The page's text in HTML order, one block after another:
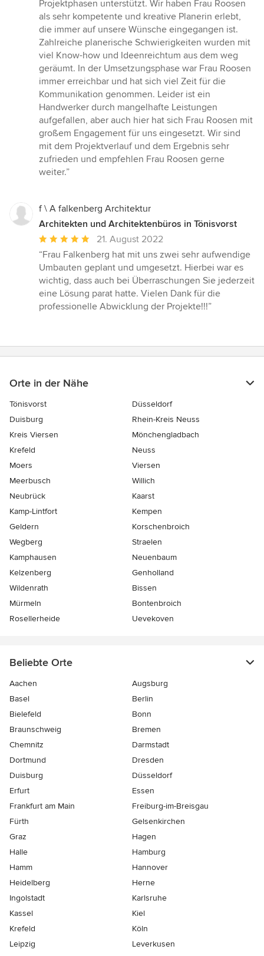
5
Sternen
Projektphasen unterstützt. Wir haben Frau Roosen
als sehr kompetente und kreative Planerin erlebt,
die immer auf unsere Wünsche eingegangen ist.
Zahlreiche planerische Schwierigkeiten wurden mit
viel Know-how und Ideenreichtum aus dem weg
geräumt. In der Umsetzungsphase war Frau Roosen
immer erreichbar und hat sich viel Zeit für die
Kommunikation genommen. Leider ist ein
Handwerker durch mangelhafte Leistungen
aufgefallen, aber auch hier hat sich Frau Roosen mit
großem Engagement für uns eingesetzt. Wir sind
mit dem Projektverlauf und dem Ergebnis sehr
zufrieden und empfehlen Frau Roosen gerne
weiter.”
f \ A falkenberg Architektur
Architekten und Architektenbüros in Tönisvorst
Durchschnittliche
Bewertung:
5
von
5
Sternen
21. August 2022
“Frau Falkenberg hat mit uns zwei sehr aufwendige
Umbauten geplant und umgesetzt. Hierbei war es
wichtig, dass auch bei Überraschungen Sie jederzeit
eine Lösung parat hatte. Vielen Dank für die
professionelle Abwicklung der Projekte!!!”
Orte in der Nähe
Tönisvorst
Düsseldorf
Duisburg
Rhein-Kreis Neuss
Kreis Viersen
Mönchengladbach
Krefeld
Neuss
Moers
Viersen
Meerbusch
Willich
Neubrück
Kaarst
Kamp-Lintfort
Kempen
Geldern
Korschenbroich
Wegberg
Straelen
Kamphausen
Neuenbaum
Kelzenberg
Genholland
Wildenrath
Bissen
Mürmeln
Bontenbroich
Rosellerheide
Uevekoven
Beliebte Orte
Aachen
Augsburg
Basel
Berlin
Bielefeld
Bonn
Braunschweig
Bremen
Chemnitz
Darmstadt
Dortmund
Dresden
Duisburg
Düsseldorf
Erfurt
Essen
Frankfurt am Main
Freiburg-im-Breisgau
Fürth
Gelsenkirchen
Graz
Hagen
Halle
Hamburg
Hamm
Hannover
Heidelberg
Herne
Ingolstadt
Karlsruhe
Kassel
Kiel
Krefeld
Köln
Leipzig
Leverkusen